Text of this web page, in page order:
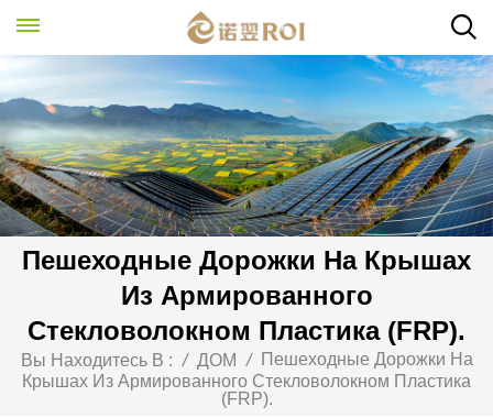
Пешеходные Дорожки На Крышах
Из Армированного
Стекловолокном Пластика (FRP).
Вы Находитесь В : / ДОМ /
Пешеходные Дорожки На
Крышах Из Армированного Стекловолокном Пластика
(FRP).